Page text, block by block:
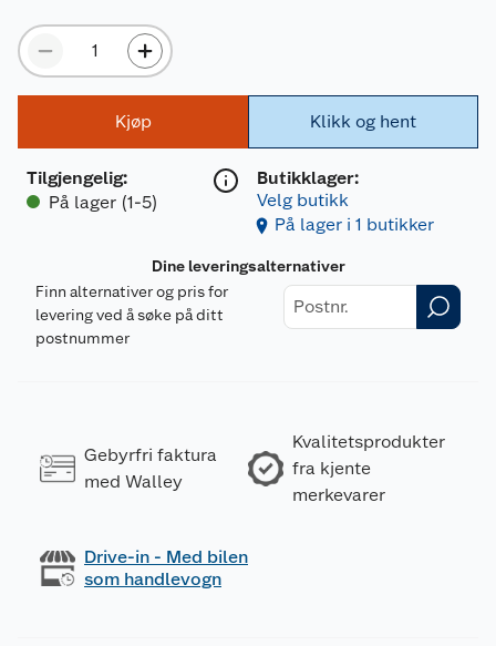
Kjøp
Tilgjengelig:
På lager (1-5)
Klikk og hent
Butikklager:
Velg butikk
På lager i 1 butikker
Dine leveringsalternativer
Finn alternativer og pris for
levering ved å søke på ditt
postnummer
Gebyrfri faktura
med Walley
Kvalitetsprodukter
fra kjente
merkevarer
Drive-in - Med bilen
som handlevogn